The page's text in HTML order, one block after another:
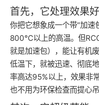
首先，它处理效果
你把它想象成一个带“加速
800℃以上的高温。但
就是加速包），能让有
低温下，就被迅速、彻底
率高达95%以上，效果非
也不用为环保检查而提心